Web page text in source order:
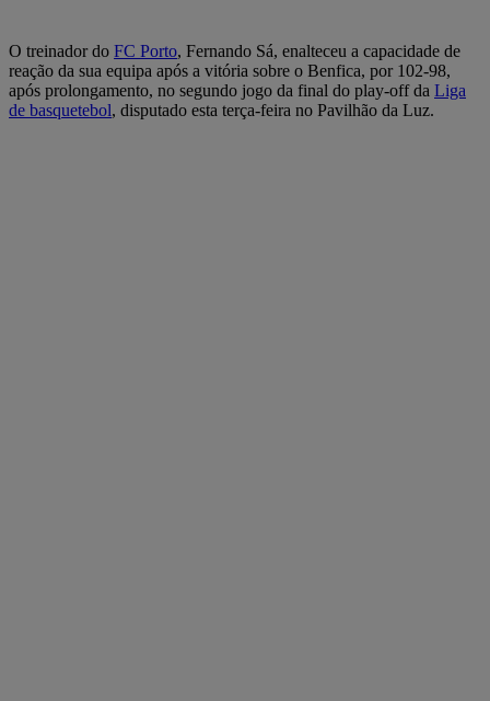
O treinador do FC Porto, Fernando Sá, enalteceu a capacidade de
reação da sua equipa após a vitória sobre o Benfica, por 102-98,
após prolongamento, no segundo jogo da final do play-off da Liga
de basquetebol, disputado esta terça-feira no Pavilhão da Luz.